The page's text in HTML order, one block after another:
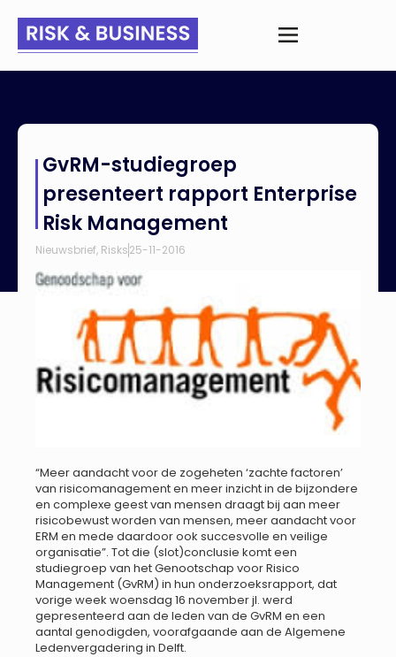
Enterprise Risk Management
GvRM-studiegroep
presenteert rapport Enterprise
Risk Management
Nieuwsbrief, Risks25-11-2016
“Meer aandacht voor de zogeheten ‘zachte factoren’
van risicomanagement en meer inzicht in de bijzondere
en complexe geest van mensen draagt bij aan meer
risicobewust worden van mensen, meer aandacht voor
ERM en mede daardoor ook succesvolle en veilige
organisatie”. Tot die (slot)conclusie komt een
studiegroep van het Genootschap voor Risico
Management (GvRM) in hun onderzoeksrapport, dat
vorige week woensdag 16 november jl. werd
gepresenteerd aan de leden van de GvRM en een
aantal genodigden, voorafgaande aan de Algemene
Ledenvergadering in Delft.